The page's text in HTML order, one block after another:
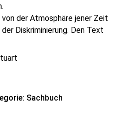
der Atmosphäre jener Zeit
Diskriminierung. Den Text
Sachbuch